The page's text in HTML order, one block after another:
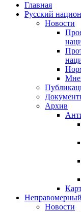
Главная
Русский
Новости
Архив
Новости